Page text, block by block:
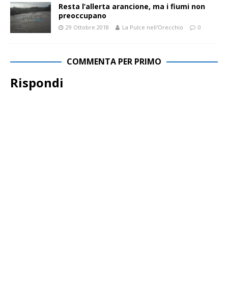
Resta l’allerta arancione, ma i fiumi non
preoccupano
29 Ottobre 2018 La Pulce nell'Orecchio 0
COMMENTA PER PRIMO
Rispondi